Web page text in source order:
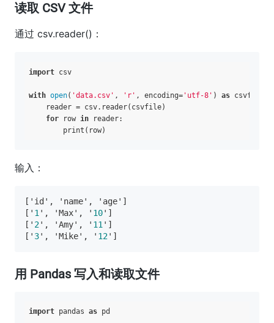
读取 CSV 文件
通过 csv.reader()：
import csv
with open( 'data.csv' , 'r' , encoding='utf-8' ) as
reader = csv.reader(csvfile)
for row in reader:
输入：
['id', 'name', 'age']
[' 1 ', 'Max', ' 10']
[' 2', 'Amy', ' 11 ']
[' 3', 'Mike', ' 12
用 Pandas 写入和读取文件
import pandas as pd